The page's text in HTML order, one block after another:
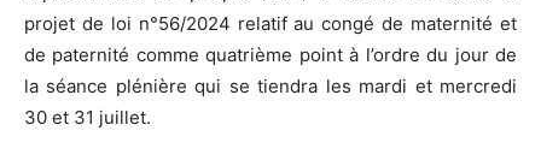
projet de loi n°56/2024 relatif au congé de maternité et
de paternité comme quatrième point à l’ordre du jour de
la séance plénière qui se tiendra les mardi et mercredi
30 et 31 juillet.